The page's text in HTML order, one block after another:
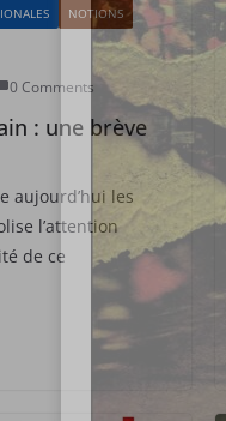
NOTIONS
0 Comments
: une brève
aujourd’hui les
l’attention
de ce